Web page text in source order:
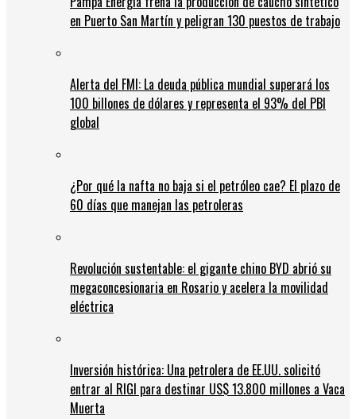
en Puerto San Martín y peligran 130 puestos de trabajo
Alerta del FMI: La deuda pública mundial superará los
100 billones de dólares y representa el 93% del PBI
global
¿Por qué la nafta no baja si el petróleo cae? El plazo de
60 días que manejan las petroleras
Revolución sustentable: el gigante chino BYD abrió su
megaconcesionaria en Rosario y acelera la movilidad
eléctrica
Inversión histórica: Una petrolera de EE.UU. solicitó
entrar al RIGI para destinar US$ 13.800 millones a Vaca
Muerta